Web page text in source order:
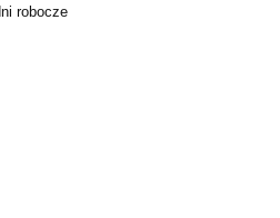
robocze